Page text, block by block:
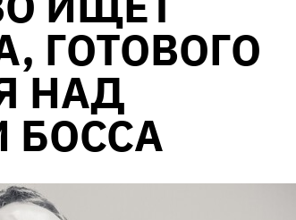
ГОТОВОГО
НАД
БОССА